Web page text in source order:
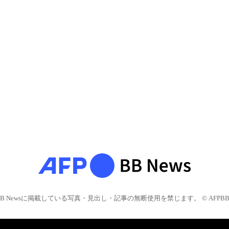
Newsに掲載している写真・見出し・記事の無断使用を禁じます。 © AFPBB